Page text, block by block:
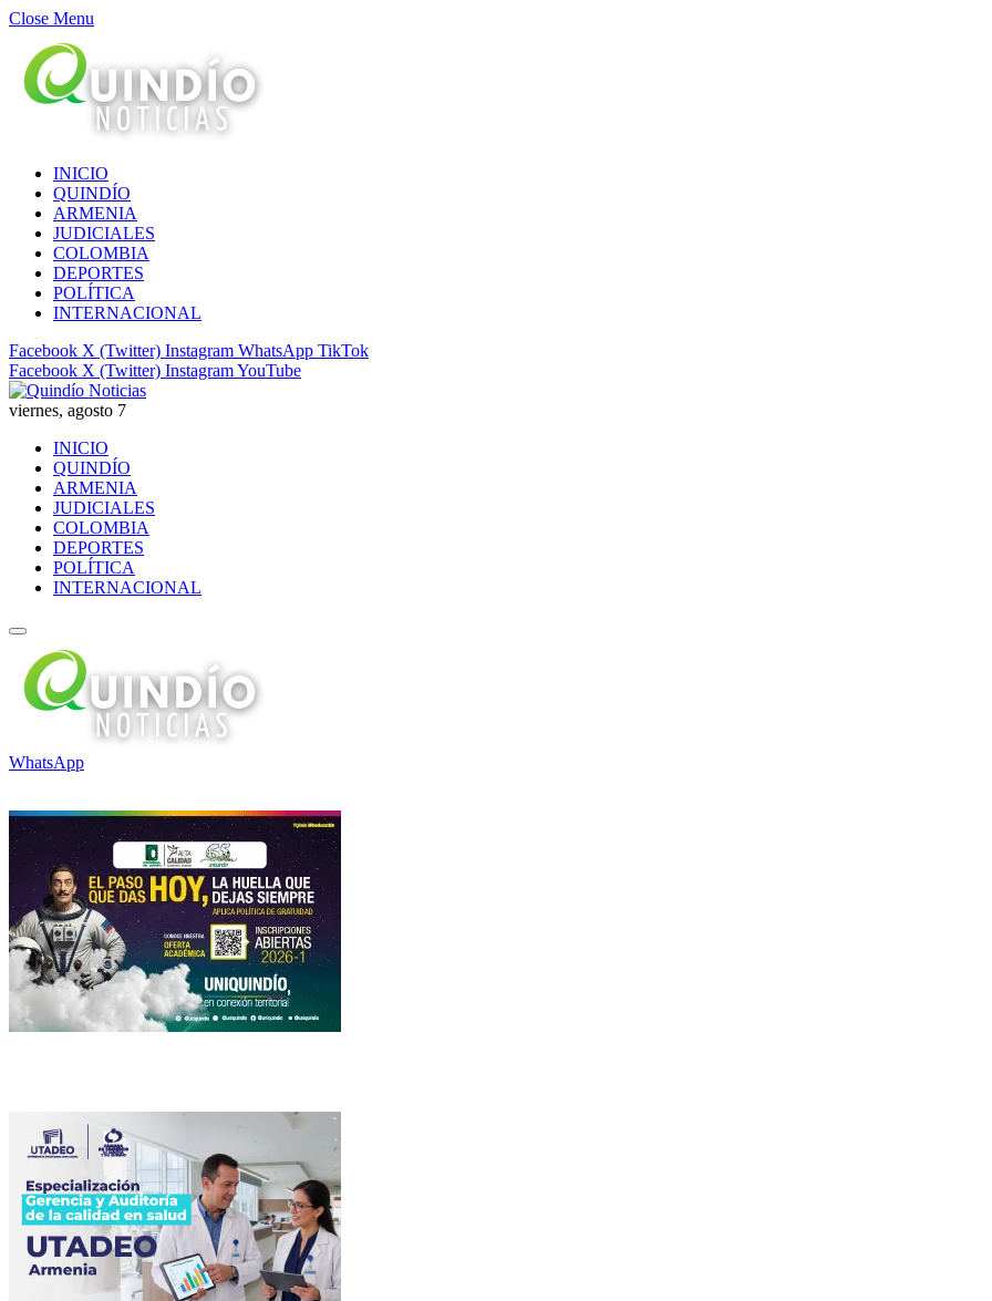
Close Menu
INICIO
QUINDÍO
ARMENIA
JUDICIALES
COLOMBIA
DEPORTES
POLÍTICA
INTERNACIONAL
Facebook X (Twitter) Instagram WhatsApp TikTok
Facebook X (Twitter) InstagramYouTube
viernes, agosto 7
INICIO
QUINDÍO
ARMENIA
JUDICIALES
COLOMBIA
DEPORTES
POLÍTICA
INTERNACIONAL
WhatsApp